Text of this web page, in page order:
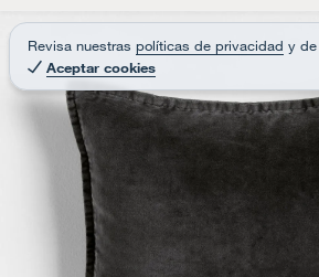
r
c
B
a
t
Revisa nuestras políticas de privacidad y de
Aceptar cookies